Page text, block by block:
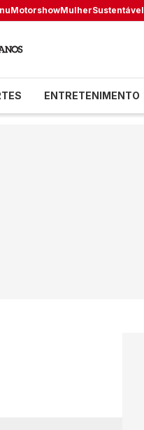
MotorshowMulherSustentável
ENTRETENIMENTO